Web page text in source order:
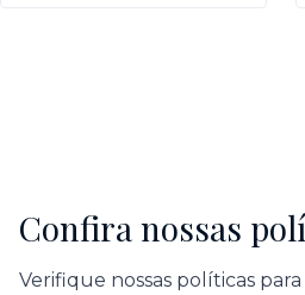
Confira nossas
Verifique nossas políticas